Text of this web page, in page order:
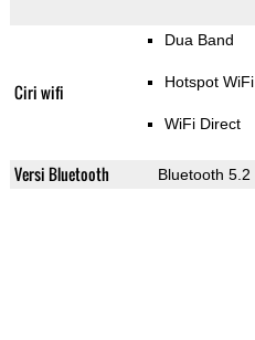
Ciri wifi
Dua Band
Hotspot WiFi
WiFi Direct
Versi Bluetooth Bluetooth 5.2